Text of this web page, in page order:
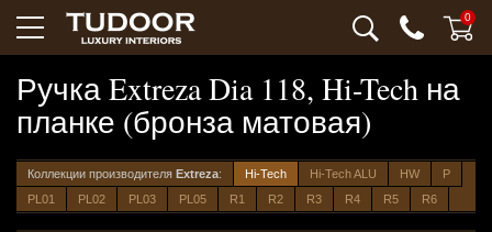
0
Ручка Extreza Dia 118, Hi-Tech на
планке (бронза матовая)
Коллекции производителя Extreza: Hi-Tech Hi-Tech ALU HW
P
PL01
PL02 PL03 PL05 R1 R2 R3 R4 R5 R6